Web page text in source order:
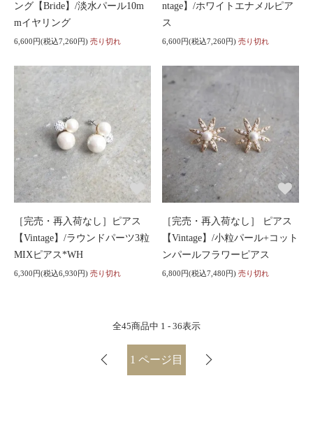
ング【Bride】/淡水パール10m
mイヤリング
6,600円(税込7,260円) 売り切れ
ntage】/ホワイトエナメルピア
ス
6,600円(税込7,260円) 売り切れ
［完売・再入荷なし］ピアス
【Vintage】/ラウンドパーツ3粒
MIXピアス*WH
6,300円(税込6,930円) 売り切れ
［完売・再入荷なし］ ピアス
【Vintage】/小粒パール+コット
ンパールフラワーピアス
6,800円(税込7,480円) 売り切れ
全45商品中 1 - 36表示
1 ページ目